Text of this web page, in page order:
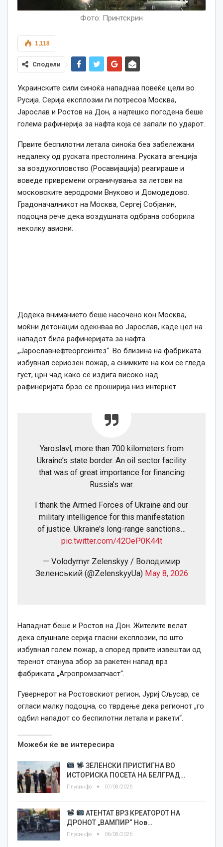
Фото: Принтскрин
1,118
Сподели
Украинските сили синоќа нападнаа повеќе цели во
Русија. Серија експлозии ги потресоа Москва,
Јарослав и Ростов на Дон, а најтешко погодена беше
голема рафинерија за нафта која се запали по ударот.
Првите беспилотни летала синоќа беа забележани
недалеку од руската престолнина. Руската агенција
за воздухопловство (Росавијација) реагираше и
воведе привремени ограничувања за летови на
московските аеродроми Внуково и Домодедово.
Градоначалникот на Москва, Сергеј Собјанин,
подоцна рече дека воздушната одбрана соборила
неколку авиони.
Додека вниманието беше насочено кон Москва,
моќни детонации одекнваа во Јарослав, каде цел на
нападот била рафинеријата за нафта
„Јарославнефтеоргсинтез“. Во близина на фабриката
избувнал сериозен пожар, а снимките на кои се гледа
густ, црн чад како се издига високо над
рафинеријата брзо се проширија низ интернет.
Yaroslavl, more than 700 kilometers from
Ukraine’s state border. An oil sector facility
that was of great importance for financing
Russia’s war.
I thank the Armed Forces of Ukraine and our
military intelligence for this manifestation
of justice. Ukraine’s long-range sanctions…
pic.twitter.com/42OeP0K44t
— Volodymyr Zelenskyy / Володимир
Зеленський (@ZelenskyyUa) May 8, 2026
Нападнат беше и Ростов на Дон. Жителите велат
дека слушнале серија гласни експлозии, по што
избувнал голем пожар, а според првите извештаи од
теренот станува збор за ракетен напад врз
фабриката „Агропромзапчаст“.
Гувернерот на Ростовскиот регион, Јуриј Сљусар, се
огласи малку подоцна, со тврдење дека регионот „го
одбил нападот со беспилотни летала и ракети“.
Можеби ќе ве интересира
ЗЕЛЕНСКИ ПРИСТИГНА ВО
ИСТОРИСКА ПОСЕТА НА БЕЛГРАД…
Плусинфо 07/08/2026
АТЕНТАТ ВРЗ КРЕАТОРОТ НА
ДРОНОТ „ВАМПИР“ Нов…
Плусинфо 06/08/2026